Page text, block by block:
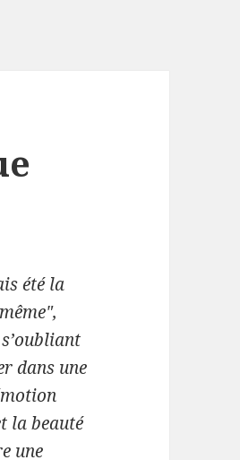
été la
dans une
la beauté
une